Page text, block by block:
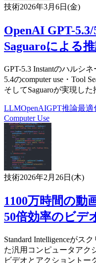
技術2026年3月6日(金)
OpenAI GPT-
Saguaroによる
GPT-5.3 Instantのハルシ
5.4のcomputer use・Tool
そしてSaguaroが実現し
LLMOpenAIGPT推論最適
Computer Use
技術2026年2月26日(木)
1100万時間の動
50倍効率のビデ
Standard Intelligenceがス
た汎用コンピュータアク
ビデオとアクショントー